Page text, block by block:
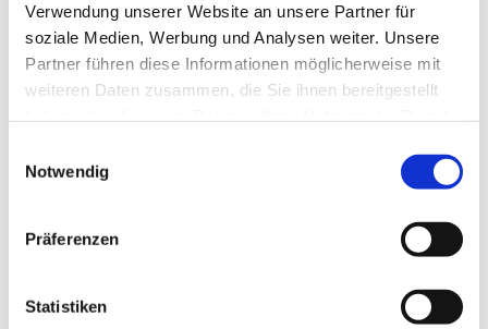
Verwendung unserer Website an unsere Partner für
soziale Medien, Werbung und Analysen weiter. Unsere
Partner führen diese Informationen möglicherweise mit
weiteren Daten zusammen, die Sie ihnen bereitgestellt
Notwendig
Präferenzen
Statistiken